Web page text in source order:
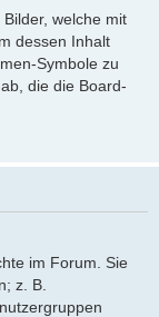
welche mit
dessen Inhalt
Symbole zu
die die Board-
im Forum. Sie
z. B.